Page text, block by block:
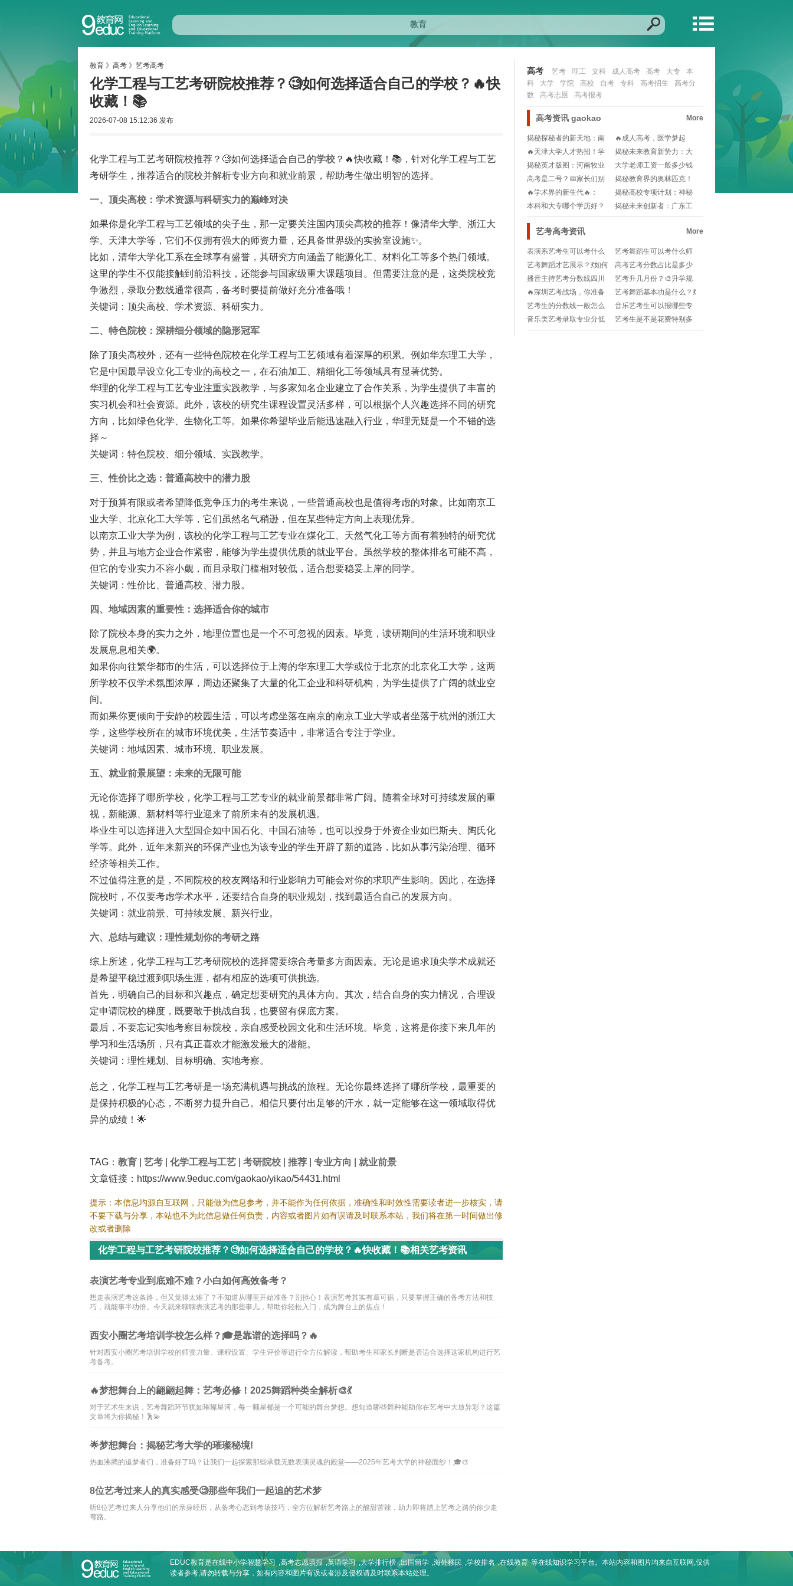
教育 》 高考 》 艺考高考
化学工程与工艺考研院校推荐？🧐如何选择适合自己的学校？🔥快
收藏！📚
2026-07-08 15:12:36 发布
化学工程与工艺考研院校推荐？🧐如何选择适合自己的学校 ？🔥快收藏！📚，针对化学工程与工艺
考研学生，推荐适合的院校并解析专业方向和就业前景，帮助考生做出明智的选择。
一、顶尖高校：学术资源与科研实力的巅峰对决
如果你是化学工程与工艺领域的尖子生，那一定要关注国内顶尖高校的推荐！像清华大学 、浙江大
学、天津大学等，它们不仅拥有强大的师资力量，还具备世界级的实验室设施✨。
比如，清华大学化工系在全球享有盛誉，其研究方向涵盖了能源化工、材料化工等多个热门领域。
这里的学生不仅能接触到前沿科技，还能参与国家级重大课题项目。但需要注意的是，这类院校竞
争激烈，录取分数线通常很高，备考时要提前做好充分准备哦！
关键词：顶尖高校、学术资源、科研实力。
二、特色院校：深耕细分领域的隐形冠军
除了顶尖高校外，还有一些特色院校在化学工程与工艺领域有着深厚的积累。例如华东理工大学，
它是中国最早设立化工专业的高校之一，在石油加工、精细化工等领域具有显著优势。
华理的化学工程与工艺专业注重实践教学，与多家知名企业建立了合作关系，为学生提供了丰富的
实习机会和社会资源。此外，该校的研究生课程设置灵活多样，可以根据个人兴趣选择不同的研究
方向，比如绿色化学、生物化工等。如果你希望毕业后能迅速融入行业，华理无疑是一个不错的选
择～
关键词：特色院校、细分领域、实践教学。
三、性价比之选：普通高校中的潜力股
对于预算有限或者希望降低竞争压力的考生来说，一些普通高校也是值得考虑的对象。比如南京工
业大学、北京化工大学等，它们虽然名气稍逊，但在某些特定方向上表现优异。
以南京工业大学为例，该校的化学工程与工艺专业在煤化工、天然气化工等方面有着独特的研究优
势，并且与地方企业合作紧密，能够为学生提供优质的就业平台。虽然学校的整体排名可能不高，
但它的专业实力不容小觑，而且录取门槛相对较低，适合想要稳妥上岸的同学。
关键词：性价比、普通高校、潜力股。
四、地域因素的重要性：选择适合你的城市
除了院校本身的实力之外，地理位置也是一个不可忽视的因素。毕竟，读研期间的生活环境和职业
发展息息相关🌍。
如果你向往繁华都市的生活，可以选择位于上海的华东理工大学或位于北京的北京化工大学，这两
所学校不仅学术氛围浓厚，周边还聚集了大量的化工企业和科研机构，为学生提供了广阔的就业空
间。
而如果你更倾向于安静的校园生活，可以考虑坐落在南京的南京工业大学或者坐落于杭州的浙江大
学，这些学校所在的城市环境优美，生活节奏适中，非常适合专注于学业。
关键词：地域因素、城市环境、职业发展。
五、就业前景展望：未来的无限可能
无论你选择了哪所学校，化学工程与工艺专业的就业前景都非常广阔。随着全球对可持续发展的重
视，新能源、新材料等行业迎来了前所未有的发展机遇。
毕业生可以选择进入大型国企如中国石化、中国石油等，也可以投身于外资企业如巴斯夫、陶氏化
学等。此外，近年来新兴的环保产业也为该专业的学生开辟了新的道路，比如从事污染治理、循环
经济等相关工作。
不过值得注意的是，不同院校的校友网络和行业影响力可能会对你的求职产生影响。因此，在选择
院校时，不仅要考虑学术水平，还要结合自身的职业规划，找到最适合自己的发展方向。
关键词：就业前景、可持续发展、新兴行业。
六、总结与建议：理性规划你的考研之路
综上所述，化学工程与工艺考研院校的选择需要综合考量多方面因素。无论是追求顶尖学术成就还
是希望平稳过渡到职场生涯，都有相应的选项可供挑选。
首先，明确自己的目标和兴趣点，确定想要研究的具体方向。其次，结合自身的实力情况，合理设
定申请院校的梯度，既要敢于挑战自我，也要留有保底方案。
最后，不要忘记实地考察目标院校，亲自感受校园文化和生活环境。毕竟，这将是你接下来几年的
学习和生活场所，只有真正喜欢才能激发最大的潜能。
关键词：理性规划、目标明确、实地考察。
总之，化学工程与工艺考研是一场充满机遇与挑战的旅程。无论你最终选择了哪所学校，最重要的
是保持积极的心态，不断努力提升自己。相信只要付出足够的汗水，就一定能够在这一领域取得优
异的成绩！🌟
TAG： 教育 艺考 化学工程与工艺 考研院校 推荐 专业方向
就业前景
文章链接：https://www.9educ.com/gaokao/yikao/54431.html
提示：本信息均源自互联网，只能做为信息参考，并不能作为任何依据，准确性和时效性需要读者进一步核实，请
不要下载与分享，本站也不为此信息做任何负责，内容或者图片如有误请及时联系本站，我们将在第一时间做出修
改或者删除
化学工程与工艺考研院校推荐？🧐如何选择适合自己的学校？🔥快收藏！📚相关艺考资讯
表演艺考专业到底难不难？小白如何高效备考？
想走表演艺考这条路，但又觉得太难了？不知道从哪里开始准备？别担心！表演艺考其实有章可循，只要掌握正确的备考方法和技
巧，就能事半功倍。今天就来聊聊表演艺考的那些事儿，帮助你轻松入门，成为舞台上的焦点！
西安小圈艺考培训学校怎么样？🎓是靠谱的选择吗？🔥
针对西安小圈艺考培训学校的师资力量、课程设置、学生评价等进行全方位解读，帮助考生和家长判断是否适合选择这家机构进行艺
考备考。
🔥梦想舞台上的翩翩起舞：艺考必修！2025舞蹈种类全解析🎨💃
对于艺术生来说，艺考舞蹈环节犹如璀璨星河，每一颗星都是一个可能的舞台梦想。想知道哪些舞种能助你在艺考中大放异彩？这篇
文章将为你揭秘！🕺💫
🌟梦想舞台：揭秘艺考大学的璀璨秘境!
热血沸腾的追梦者们，准备好了吗？让我们一起探索那些承载无数表演灵魂的殿堂——2025年艺考大学的神秘面纱！🎓🎨
8位艺考过来人的真实感受🧐那些年我们一起追的艺术梦
听8位艺考过来人分享他们的亲身经历，从备考心态到考场技巧，全方位解析艺考路上的酸甜苦辣，助力即将踏上艺考之路的你少走
弯路。
高考 艺考 理工 文科 成人高考 高考 大专
本
科
大学 学院 高校 自考 专科 高考招生
高考分
数
高考志愿 高考报考
高考资讯 gaokao More
揭秘探秘者的新天地：南
京森林警察学院背后
🔥成人高考，医学梦起
航！你需要知道的医学
🔥天津大学人才热招！学
术殿堂等你来点亮💡
揭秘未来教育新势力：大
连理工城市学院的成
揭秘英才版图：河南牧业
经济学院英才校区探
大学老师工资一般多少钱
一个月？北京地区大
高考是二号？📅家长们别
急，这可能是误会！
揭秘教育界的奥林匹克！
斯坦福大学：202
🔥学术界的新生代🔥：
2025高校穿搭指南
揭秘高校专项计划：神秘
的分数"折扣"是多
本科和大专哪个学历好？
🎓升学路上如何选择
揭秘未来创新者：广东工
业大学轻工化工学院
艺考高考资讯 More
表演系艺考生可以考什么
大学？速来了解热门院校
和报考攻略！
艺考舞蹈生可以考什么师
范？💃舞者也可以成为园丁
哦！✨
艺考舞蹈才艺展示？💃如何
脱颖而出？这些要点你一
定要知道！✨
高考艺考分数占比是多少
🧐艺考生该如何平衡文化
课和专业课？🔥
播音主持艺考分数线四川
是多少？🎤如何备考才能
脱颖而出？🔥
艺考升几月份？🎨升学规
划早知道，别错过重要时
间点！✨
🔥深圳艺考战场，你准备
好了吗？🌟— 2025艺考生
必看攻略!
艺考舞蹈基本功是什么？💃
如何练就扎实的基本功？
快来收藏！✨
艺考生的分数线一般怎么
样定🧐艺术生的文化课分
数有谱吗？快来看看答
音乐艺考生可以报哪些专
业？2025最全攻略来了！
音乐类艺考录取专业分低
的院校有哪些？附避坑指
艺考生是不是花费特别多
🧐学费、材料费、服装费
EDUC教育是在线中小学智慧学习 ,高考志愿填报 ,英语学习 ,大学排行榜 ,出国留学 ,海外移民 ,学校排名 ,在线教育 等在线知识学习平台。本站内容和图片均来自互联网,仅供
读者参考,请勿转载与分享，如有内容和图片有误或者涉及侵权请及时联系本站处理。